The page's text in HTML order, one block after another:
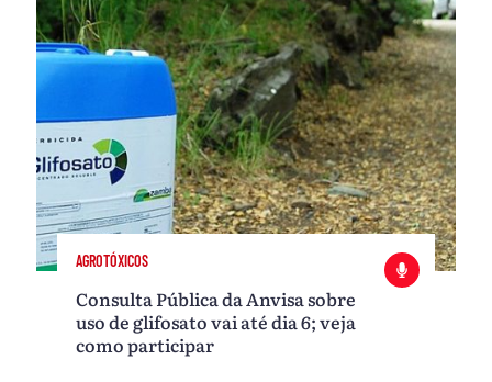
AGROTÓXICOS
Consulta Pública da Anvisa sobre
uso de glifosato vai até dia 6; veja
como participar